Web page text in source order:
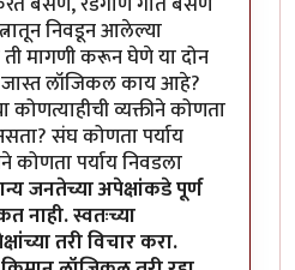
निवडून आलेल्या
मागणी करून घेणे या दोन
जास्त लॉजिकल काय आहे?
व्यक्तीने कोणता
संघ कोणता पर्याय
कोणता पर्याय निवडला
जनतेच्या अपेक्षांकडे पूर्ण
नाही. स्वतःच्या
तरी विचार करा.